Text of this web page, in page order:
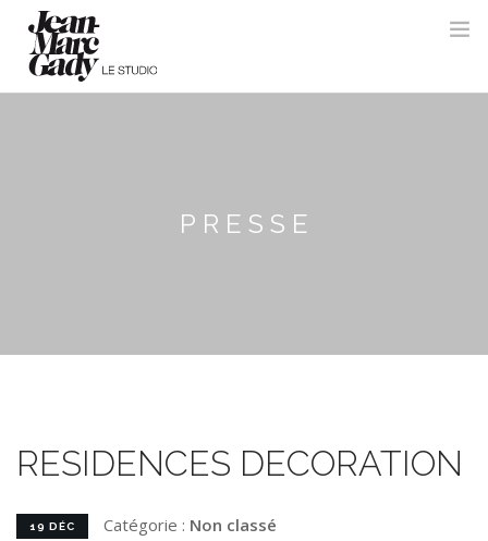
PRESSE
RESIDENCES DECORATION
19 DÉC Catégorie : Non classé